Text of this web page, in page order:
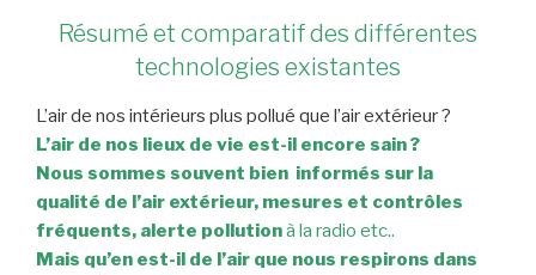
Résumé et comparatif des différentes
technologies existantes
L’air de nos intérieurs plus pollué que l’air extérieur ?
L’air de nos lieux de vie est-il encore sain ?
Nous sommes souvent bien informés sur la
qualité de l’air extérieur, mesures et contrôles
fréquents, alerte pollutionà la radio etc..
Mais qu’en est-il de l’air que nous respirons dans